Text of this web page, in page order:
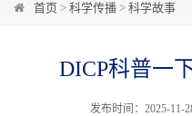
首页 > 科学传播 > 科学故事
DICP科普一
发布时间：2025-11-